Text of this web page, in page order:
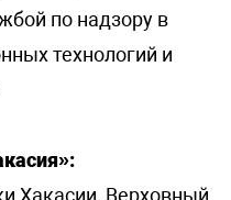
по надзору в
технологий и
Хакасии, Верховный